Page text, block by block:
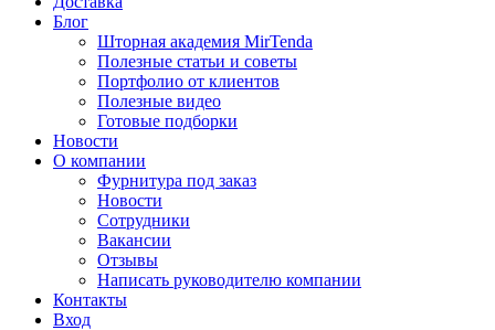
Блог
Шторная академия MirTenda
Полезные статьи и советы
Портфолио от клиентов
Полезные видео
Готовые подборки
Новости
О компании
Фурнитура под заказ
Новости
Сотрудники
Вакансии
Отзывы
Написать руководителю компании
Контакты
Вход